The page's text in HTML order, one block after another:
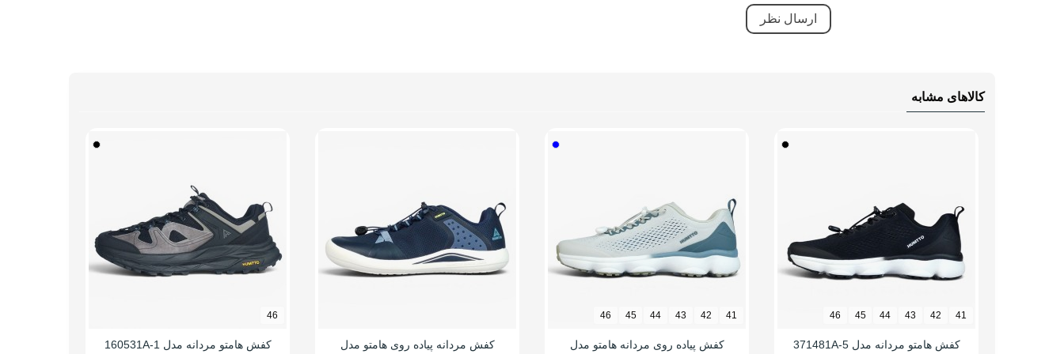
کالاهای مشابه
41
42
43
44
45
46
کفش هامتو مردانه مدل 371481A-5
41
42
43
44
45
46
کفش پیاده روی مردانه هامتو مدل کفش مردانه پیاده روی هامتو مدل
46
کفش هامتو مردانه مدل 160531A-1